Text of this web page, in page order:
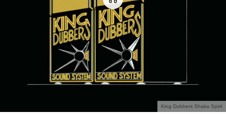
King Dubbers Shaka Spirit